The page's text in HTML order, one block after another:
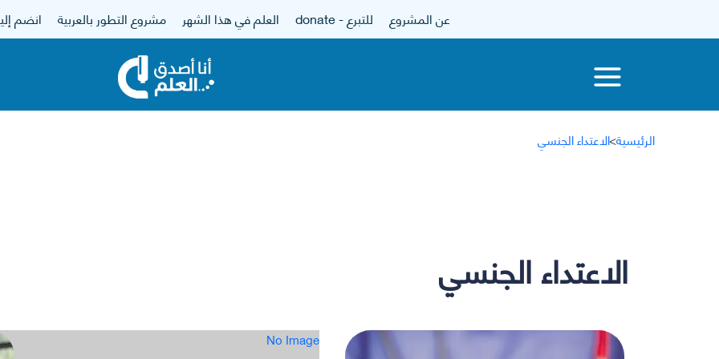
عن المشروع للتبرع - donate العلم في هذا الشهر مشروع التطور بالعربية انضم
الرئيسية>الاعتداء الجنسي
الاعتداء الجنسي
No Image